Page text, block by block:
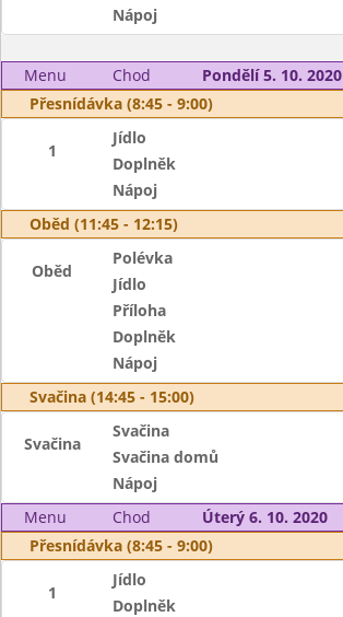
Nápoj
Menu Chod
Pondělí 5. 10. 2020
Přesnídávka (8:45 - 9:00)
1
Jídlo
Doplněk
Nápoj
Oběd (11:45 - 12:15)
Oběd
Polévka
Jídlo
Příloha
Doplněk
Nápoj
Svačina (14:45 - 15:00)
Svačina
Svačina
Svačina domů
Nápoj
Menu
Chod
Úterý 6. 10. 2020
Přesnídávka (8:45 - 9:00)
1
Jídlo
Doplněk